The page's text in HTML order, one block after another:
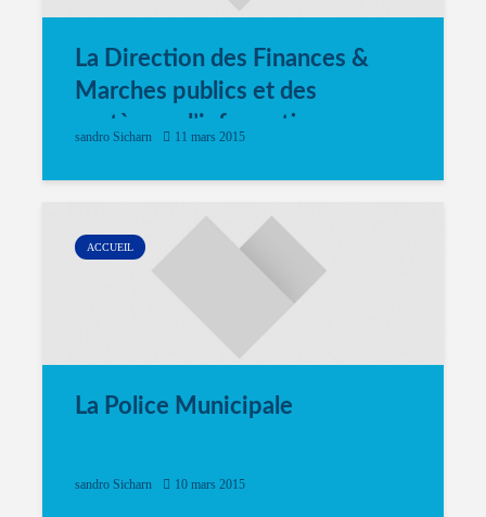
La Direction des Finances &
Marches publics et des
systèmes d’informations
sandro Sicharn 11 mars 2015
ACCUEIL
La Police Municipale
sandro Sicharn 10 mars 2015